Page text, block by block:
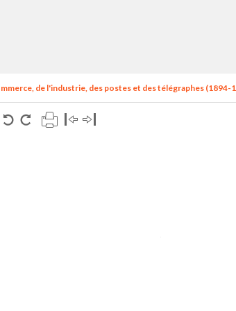
de l'industrie, des postes et des télégraphes (1894-